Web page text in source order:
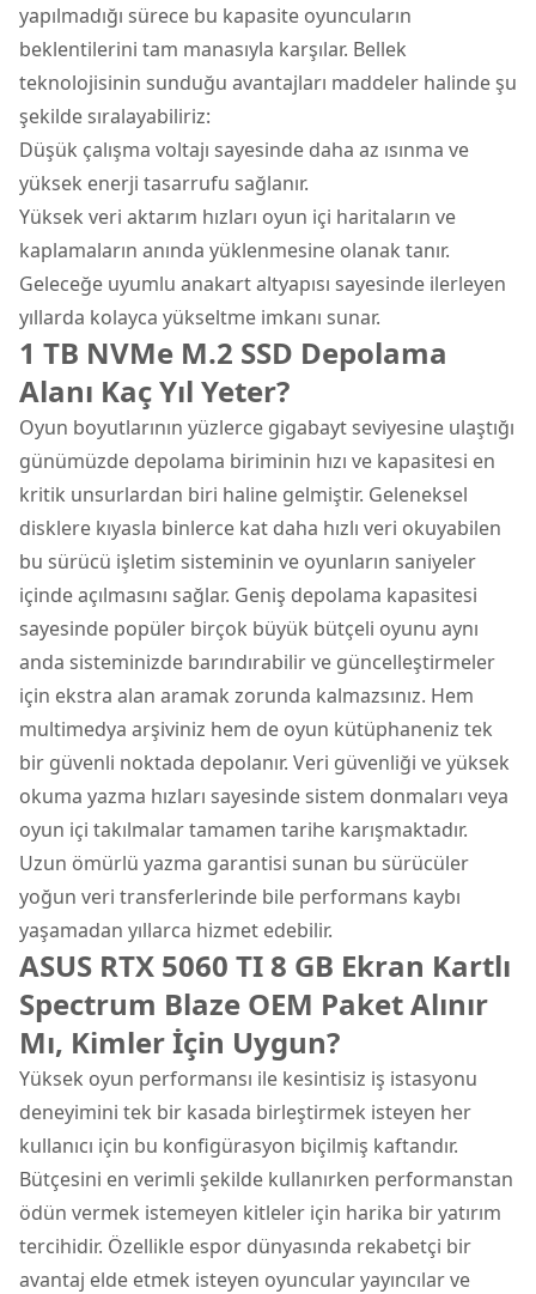
yapılmadığı sürece bu kapasite oyuncuların
beklentilerini tam manasıyla karşılar. Bellek
teknolojisinin sunduğu avantajları maddeler halinde şu
şekilde sıralayabiliriz:
Düşük çalışma voltajı sayesinde daha az ısınma ve
yüksek enerji tasarrufu sağlanır.
Yüksek veri aktarım hızları oyun içi haritaların ve
kaplamaların anında yüklenmesine olanak tanır.
Geleceğe uyumlu anakart altyapısı sayesinde ilerleyen
yıllarda kolayca yükseltme imkanı sunar.
1 TB NVMe M.2 SSD Depolama
Alanı Kaç Yıl Yeter?
Oyun boyutlarının yüzlerce gigabayt seviyesine ulaştığı
günümüzde depolama biriminin hızı ve kapasitesi en
kritik unsurlardan biri haline gelmiştir. Geleneksel
disklere kıyasla binlerce kat daha hızlı veri okuyabilen
bu sürücü işletim sisteminin ve oyunların saniyeler
içinde açılmasını sağlar. Geniş depolama kapasitesi
sayesinde popüler birçok büyük bütçeli oyunu aynı
anda sisteminizde barındırabilir ve güncelleştirmeler
için ekstra alan aramak zorunda kalmazsınız. Hem
multimedya arşiviniz hem de oyun kütüphaneniz tek
bir güvenli noktada depolanır. Veri güvenliği ve yüksek
okuma yazma hızları sayesinde sistem donmaları veya
oyun içi takılmalar tamamen tarihe karışmaktadır.
Uzun ömürlü yazma garantisi sunan bu sürücüler
yoğun veri transferlerinde bile performans kaybı
yaşamadan yıllarca hizmet edebilir.
ASUS RTX 5060 TI 8 GB Ekran Kartlı
Spectrum Blaze OEM Paket Alınır
Mı, Kimler İçin Uygun?
Yüksek oyun performansı ile kesintisiz iş istasyonu
deneyimini tek bir kasada birleştirmek isteyen her
kullanıcı için bu konfigürasyon biçilmiş kaftandır.
Bütçesini en verimli şekilde kullanırken performanstan
ödün vermek istemeyen kitleler için harika bir yatırım
tercihidir. Özellikle espor dünyasında rekabetçi bir
avantaj elde etmek isteyen oyuncular yayıncılar ve